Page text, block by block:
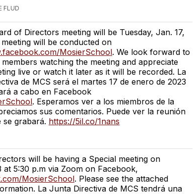
FLUD
of Directors meeting will be Tuesday, Jan. 17,
will be conducted on
MosierSchool. We look forward to
watching the meeting and appreciate
live or watch it later as it will be recorded. La
de MCS será el martes 17 de enero de 2023
a cabo en Facebook
. Esperamos ver a los miembros de la
sus comentarios. Puede ver la reunión
se grabará. https://5il.co/1nans
will be having a Special meeting on
at 5:30 p.m via Zoom on Facebook,
MosierSchool. Please see the attached
La Junta Directiva de MCS tendrá una